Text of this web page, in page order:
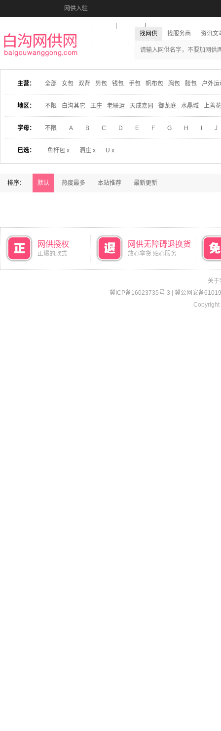
网供入驻
收藏本站
找网供 找服务商 资讯文
主营： 全部 女包 双背 男包 钱包 手包 帆布包 胸包 腰包 户外运
地区： 不限 白沟其它 王庄 老联运 天成嘉园 御龙庭 水晶域 上善
字母： 不限 A B C D E F G H J
已选： 鱼杆包 x 泗庄 x U x
排序： 默认 热度最多 本站推荐 最新更新
网供授权
正爆的款式
网供无障碍退换货
放心拿货 贴心服务
关于
冀ICP备16023735号-3
冀公网安备